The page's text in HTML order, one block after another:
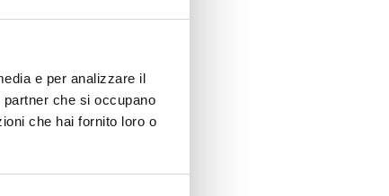
e per analizzare il
che si occupano
che hai fornito loro o